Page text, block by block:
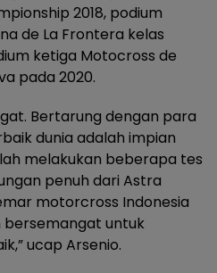
2018, podium
de La Frontera kelas
ketiga Motocross de
pada 2020.
Bertarung dengan para
dunia adalah impian
melakukan beberapa tes
penuh dari Astra
motorcross Indonesia
untuk
ucap Arsenio.